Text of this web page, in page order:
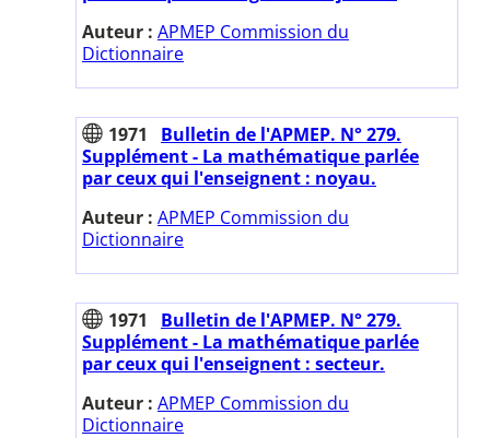
Auteur : APMEP Commission du
Dictionnaire
1971
Bulletin de l'APMEP. N° 279.
Supplément - La mathématique parlée
par ceux qui l'enseignent : noyau.
Auteur : APMEP Commission du
Dictionnaire
1971
Bulletin de l'APMEP. N° 279.
Supplément - La mathématique parlée
par ceux qui l'enseignent : secteur.
Auteur : APMEP Commission du
Dictionnaire